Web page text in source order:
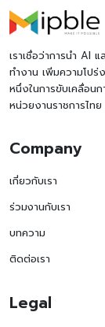
เราเชื่อว่าการนำ AI
ทำงาน เพิ่มความโปร่
หนึ่งในการขับเคลื่อน
หน่วยงานราชการไทย
Company
เกี่ยวกับเรา
ร่วมงานกับเรา
บทความ
ติดต่อเรา
Legal